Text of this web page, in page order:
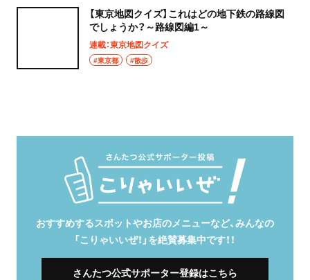
【東京地図クイズ】これはどの地下鉄の路線図
でしょうか？～路線図編1～
連載：東京地図クイズ
#東京都 #散歩
おすすめするスポットやお店のメニューなど、みんなの
「こりゃいいぜ！」を絶賛募集中です！！
さんたつ公式サポーター登録はこちら